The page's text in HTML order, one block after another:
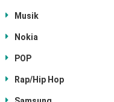
Musik
Nokia
POP
Rap/Hip Hop